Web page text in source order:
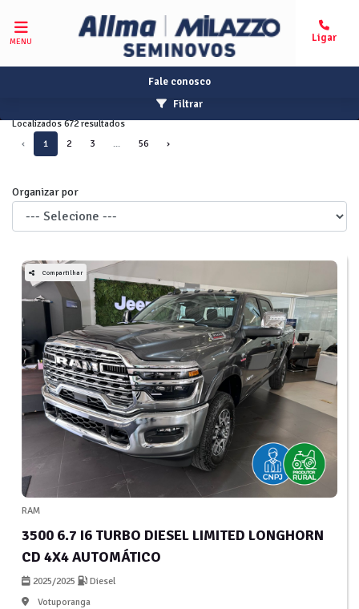
MENU
Fale conosco
Localizados 672 resultados
‹
1 2 3 ... 56 ›
Filtrar
Organizar por
Compartilhar
RAM
3500 6.7 I6 TURBO DIESEL LIMITED LONGHORN
CD 4X4 AUTOMÁTICO
2025/2025
Diesel
Votuporanga